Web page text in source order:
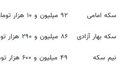
سکه امامی ۹۲ میلیون و ۱۰ هزار تومان
سکه بهار آزادی ۸۶ میلیون و ۲۹۰ هزار تومان
نیم سکه ۴۹ میلیون و ۶۰۰ هزار تومان